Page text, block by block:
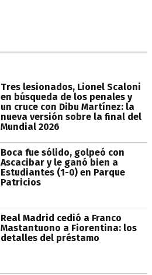
Tres lesionados, Lionel Scaloni
en búsqueda de los penales y
un cruce con Dibu Martínez: la
nueva versión sobre la final del
Mundial 2026
Boca fue sólido, golpeó con
Ascacibar y le ganó bien a
Estudiantes (1-0) en Parque
Patricios
Real Madrid cedió a Franco
Mastantuono a Fiorentina: los
detalles del préstamo